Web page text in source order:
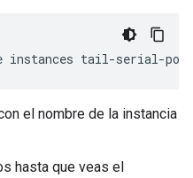
instances tail-serial-
el nombre de la instancia
hasta que veas el